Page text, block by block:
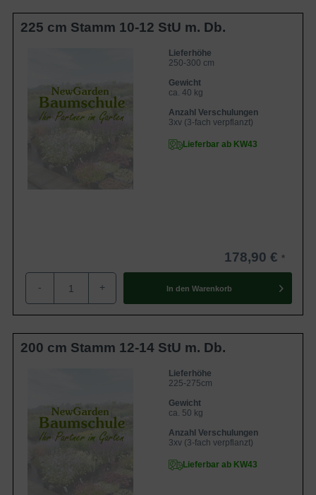
225 cm Stamm 10-12 StU m. Db.
Lieferhöhe
250-300 cm
Gewicht
ca. 40 kg
Anzahl Verschulungen
3xv (3-fach verpflanzt)
Lieferbar ab KW43
178,90 €
- + In den Warenkorb
200 cm Stamm 12-14 StU m. Db.
Lieferhöhe
225-275cm
Gewicht
ca. 50 kg
Anzahl Verschulungen
3xv (3-fach verpflanzt)
Lieferbar ab KW43